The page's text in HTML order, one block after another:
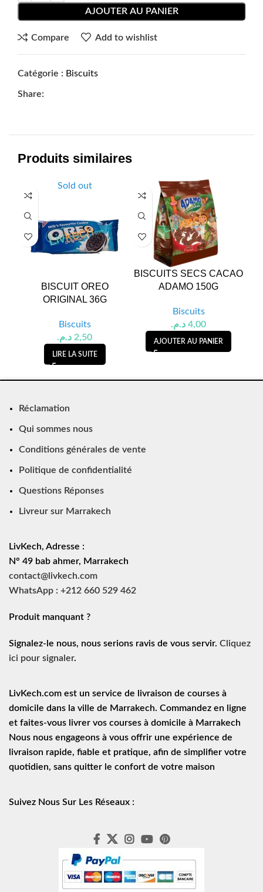
AJOUTER AU PANIER
Compare Add to wishlist
Catégorie : Biscuits
Share:
Produits similaires
Sold out
BISCUIT OREO
ORIGINAL 36G
Biscuits
2,50 د.م.
LIRE LA SUITE
BISCUITS SECS CACAO
ADAMO 150G
Biscuits
4,00 د.م.
AJOUTER AU PANIER
Réclamation
Qui sommes nous
Conditions générales de vente
Politique de confidentialité
Questions Réponses
Livreur sur Marrakech
LivKech, Adresse :
N° 49 bab ahmer, Marrakech
contact@livkech.com
WhatsApp : +212 660 529 462
Produit manquant ?
Signalez-le nous, nous serions ravis de vous servir. Cliquez
ici pour signaler.
LivKech.com est un service de
livraison de courses à
domicile dans la ville de Marrakech. Commandez en ligne
et faites-vous livrer vos courses à domicile à Marrakech
Nous nous engageons à vous offrir une expérience de
livraison rapide, fiable et pratique, afin de simplifier votre
quotidien, sans quitter le confort de votre maison
Suivez Nous Sur Les Réseaux :